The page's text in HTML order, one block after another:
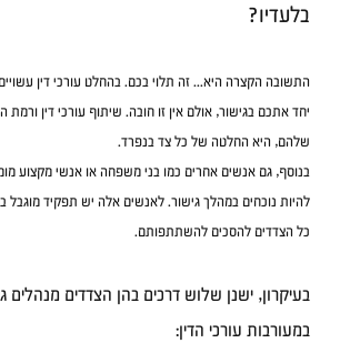
בלעדיו?
התשובה הקצרה היא... זה תלוי בכם. בהחלט עורכי דין
יחד אתכם בגישור, אולם אין זו חובה. שיתוף עורכי דין ורמת
שלהם, היא החלטה של כל צד בנפרד.
בנוסף, גם אנשים אחרים כמו בני משפחה או אנשי מקצוע
להיות נוכחים במהלך גישור. לאנשים אלה יש תפקיד מוגבל
כל הצדדים להסכים להשתתפותם.
בעיקרון, ישנן שלוש דרכים בהן הצדדים מנהלים
במעורבות עורכי הדין: